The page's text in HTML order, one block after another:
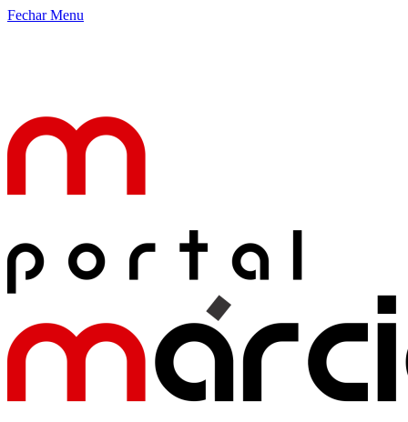
Fechar Menu